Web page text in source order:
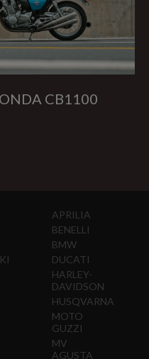
CB1100
APRILIA
BENELLI
BMW
DUCATI
HARLEY-
DAVIDSON
HUSQVARNA
MOTO
GUZZI
MV
AGUSTA